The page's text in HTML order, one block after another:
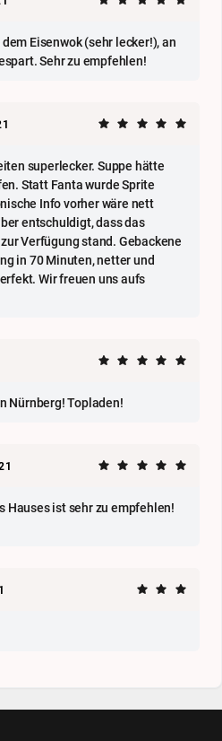
Eisenwok (sehr lecker!), an
Sehr zu empfehlen!
superlecker. Suppe hätte
Statt Fanta wurde Sprite
Info vorher wäre nett
entschuldigt, dass das
Verfügung stand. Gebackene
in 70 Minuten, netter und
Wir freuen uns aufs
Nürnberg! Topladen!
Hauses ist sehr zu empfehlen!